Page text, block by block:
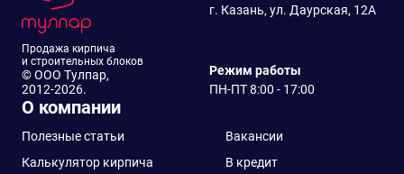
Продажа кирпича
и строительных блоков
© ООО Тулпар,
2012-2026.
г. Казань, ул. Даурская, 12А
Режим работы
ПН-ПТ 8:00 - 17:00
О компании
Полезные статьи
Вакансии
Калькулятор кирпича
В кредит